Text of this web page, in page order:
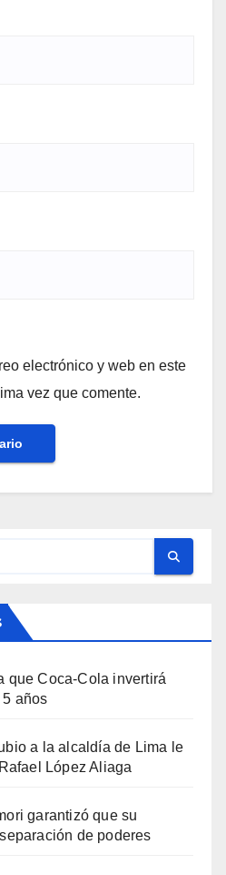
electrónico y web en este
vez que comente.
que Coca-Cola invertirá
años
a la alcaldía de Lima le
López Aliaga
garantizó que su
de poderes